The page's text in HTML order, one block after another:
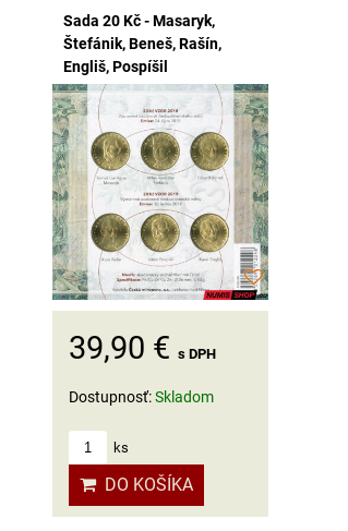
Sada 20 Kč - Masaryk,
Štefánik, Beneš, Rašín,
Engliš, Pospíšil
39,90 € s DPH
Dostupnosť:Skladom
ks
DO KOŠÍKA